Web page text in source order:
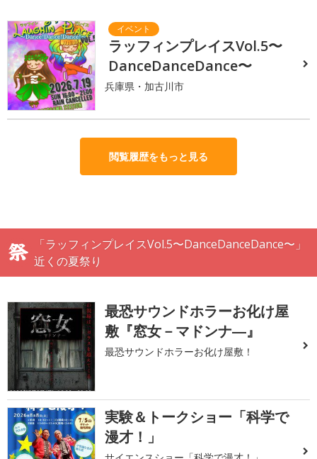
ラッフィンプレイスVol.5〜
DanceDanceDance〜
兵庫県・加古川市
閲覧履歴をもっと見る
「ラッフィンプレイスVol.5〜DanceDanceDance〜」
近くの夏祭り
最恐サウンドホラーお化け屋
敷『窓女－マドンナ―』
最恐サウンドホラーお化け屋敷！
実験＆トークショー「科学で
漫才！」